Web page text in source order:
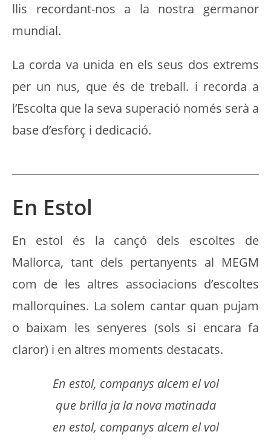
llis recordant-nos a la nostra germanor
mundial.
La corda va unida en els seus dos extrems
per un nus, que és de treball. i recorda a
l’Escolta que la seva superació només serà a
base d’esforç i dedicació.
En Estol
En estol és la cançó dels escoltes de
Mallorca, tant dels pertanyents al MEGM
com de les altres associacions d’escoltes
mallorquines. La solem cantar quan pujam
o baixam les senyeres (sols si encara fa
claror) i en altres moments destacats.
En estol, companys alcem el vol
que brilla ja la nova matinada
en estol, companys alcem el vol